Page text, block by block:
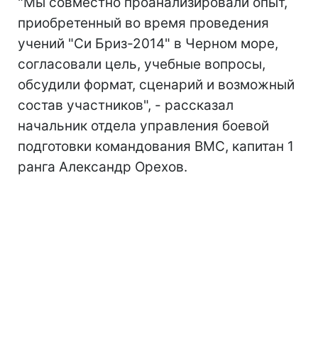
приобретенный во время проведения
учений "Си Бриз-2014" в Черном море,
согласовали цель, учебные вопросы,
обсудили формат, сценарий и возможный
состав участников", - рассказал
начальник отдела управления боевой
подготовки командования ВМС, капитан 1
ранга Александр Орехов.